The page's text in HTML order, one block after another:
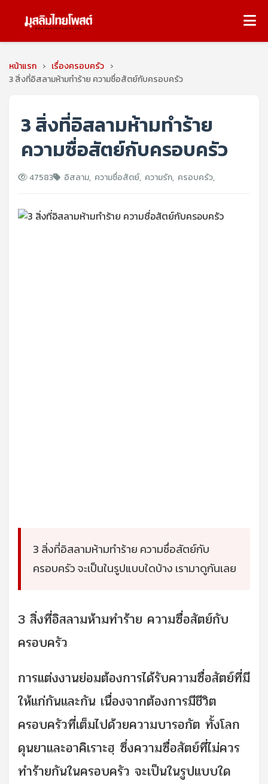
หน้าแรก › เรื่องครอบครัว ›
3 สิ่งที่อิสลามห้ามทำร้าย ความซื่อสัตย์กับครอบครัว
3 สิ่งที่อิสลามห้ามทำร้าย
ความซื่อสัตย์กับครอบครัว
47583 อิสลาม, ความซื่อสัตย์, ความรัก, ครอบครัว,
3 สิ่งที่อิสลามห้ามทำร้าย ความซื่อสัตย์กับ
ครอบครัว จะเป็นในรูปแบบใดบ้าง เรามาดูกันเลย
3 สิ่งที่อิสลามห้ามทำร้าย ความซื่อสัตย์กับ
ครอบครัว
การแต่งงานย่อมต้องการได้รับความซื่อสัตย์ที่มี
ให้แก่กันและกัน เนื่องจากต้องการมีชีวิต
ครอบครัวที่เต็มไปด้วยความบารอกัต ทั้งโลก
ดุนยาและอาคิเราะฮฺ ซึ่งความซื่อสัตย์ที่ไม่ควร
ทำร้ายกันในครอบครัว จะเป็นในรูปแบบใด